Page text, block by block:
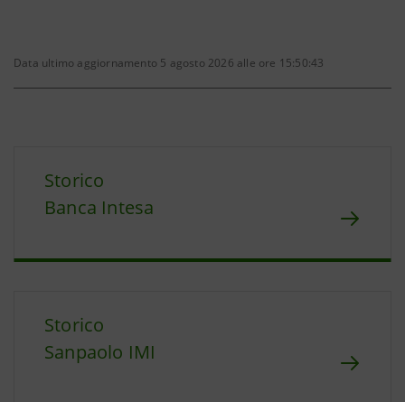
Data ultimo aggiornamento 5 agosto 2026 alle ore 15:50:43
Storico
Banca Intesa
Storico
Sanpaolo IMI